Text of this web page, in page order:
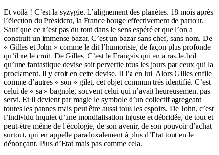
Et voilà ! C’est la syzygie. L’alignement des planètes. 18 mois après
l’élection du Président, la France bouge effectivement de partout.
Sauf que ce n’est pas du tout dans le sens espéré et que l’on a
construit un immense bazar. C’est un bazar sans chef, sans nom. De
« Gilles et John » comme le dit l’humoriste, de façon plus profonde
qu’il ne le croit. De Gilles. C’est le Français qui en a ras-le-bol
qu’une fantastique devise soit pervertie tous les jours par ceux qui la
proclament. Il y croit en cette devise. Il l’a en lui. Alors Gilles enfile
comme d’autres « son » gilet, cet objet commun très identifié. C’est
celui de « sa » bagnole, souvent celui qui n’avait heureusement pas
servi. Et il devient par magie le symbole d’un collectif agrégeant
toutes les pannes mais peut être aussi tous les espoirs. De John, c’est
l’individu inquiet d’une mondialisation injuste et débridée, de tout et
peut-être même de l’écologie, de son avenir, de son pouvoir d’achat
surtout, qui en appelle paradoxalement à plus d’Etat tout en le
dénonçant. Plus d’Etat mais pas comme cela.